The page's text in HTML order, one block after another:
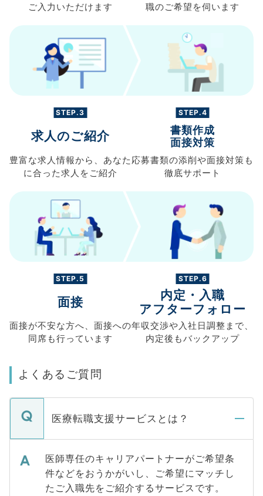
ご入力 いただけます
職のご希望を伺います
STEP.3
求人のご紹介
豊富な求人情報から、 あなた
に合った求人を ご紹介
STEP.4
書類作成
面接対策
応募書類の添削や面接対策も
徹底サポート
STEP.5
面接
面接が不安な方へ、 面接への
同席も行っています
STEP.6
内定・入職
アフターフォロー
年収交渉や入社日調整まで、
内定後もバックアップ
よくあるご質問
医療転職支援サービスとは？
医師専任のキャリアパートナーがご希望条
件などをおうかがいし、ご希望にマッチし
たご入職先をご紹介するサービスです。